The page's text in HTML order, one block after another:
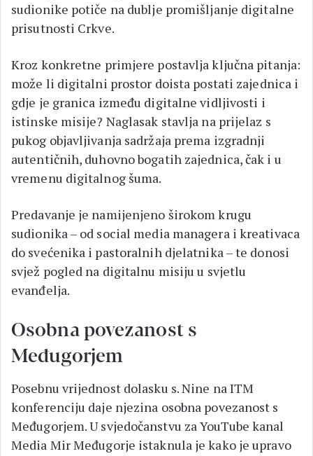
sudionike potiče na dublje promišljanje digitalne
prisutnosti Crkve.
Kroz konkretne primjere postavlja ključna pitanja:
može li digitalni prostor doista postati zajednica i
gdje je granica između digitalne vidljivosti i
istinske misije? Naglasak stavlja na prijelaz s
pukog objavljivanja sadržaja prema izgradnji
autentičnih, duhovno bogatih zajednica, čak i u
vremenu digitalnog šuma.
Predavanje je namijenjeno širokom krugu
sudionika – od social media managera i kreativaca
do svećenika i pastoralnih djelatnika – te donosi
svjež pogled na digitalnu misiju u svjetlu
evanđelja.
Osobna povezanost s
Međugorjem
Posebnu vrijednost dolasku s. Nine na ITM
konferenciju daje njezina osobna povezanost s
Međugorjem. U svjedočanstvu za YouTube kanal
Media Mir Međugorje istaknula je kako je upravo